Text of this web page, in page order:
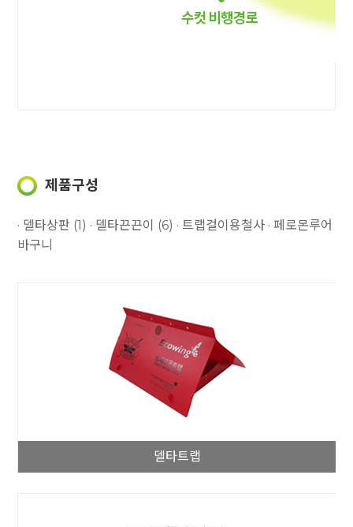
제품구성
· 델타상판 (1) · 델타끈끈이 (6) · 트랩걸이용철사 · 페로몬루어
바구니
델타트랩